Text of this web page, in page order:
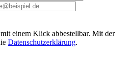
einem Klick abbestellbar. Mit der
Datenschutzerklärung.